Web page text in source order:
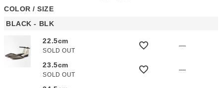
COLOR
SIZE
BLACK - BLK
22.5cm
SOLD OUT
—
23.5cm
SOLD OUT
—